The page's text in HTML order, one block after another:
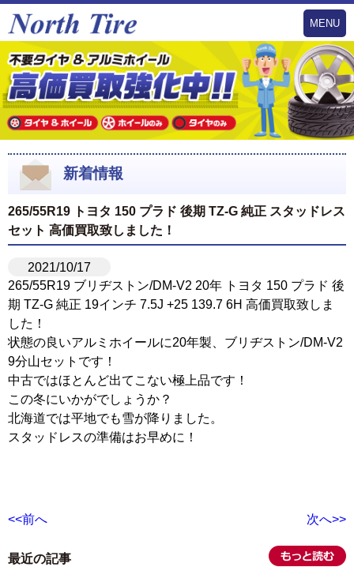
MENU
新着情報
265/55R19 トヨタ 150 プラド 後期 TZ-G 純正 スタッドレス
セット 高価買取致しました！
2021/10/17
265/55R19 ブリヂストン/DM-V2 20年 トヨタ 150 プラド 後
期 TZ-G 純正 19インチ 7.5J +25 139.7 6H 高価買取致しま
した！
状態の良いアルミホイールに20年製、ブリヂストン/DM-V2
9分山セットです！
中古ではほとんど出てこない極上品です！
この冬にいかがでしょうか？
北海道では平地でも雪が降りました。
スタッドレスの準備はお早めに！
<<前へ 次へ>>
最近の記事